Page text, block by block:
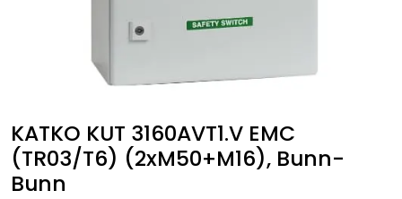
KATKO KUT 3160AVT1.V EMC
(TR03/T6) (2xM50+M16), Bunn-
Bunn
Leverandører